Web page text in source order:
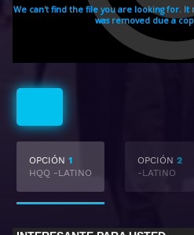
OPCIÓN 1
HQQ -LATINO
OPCIÓN 2
-LATINO